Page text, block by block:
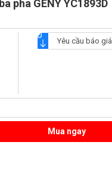
pha GENY YC1893D
Yêu cầu báo giá
Mua ngay